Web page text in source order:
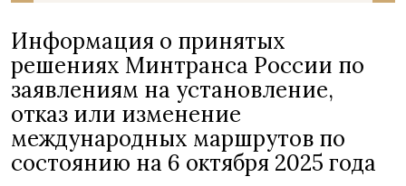
Информация о принятых
решениях Минтранса России по
заявлениям на установление,
отказ или изменение
международных маршрутов по
состоянию на 6 октября 2025 года